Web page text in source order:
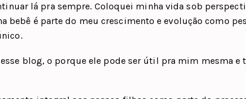
lá pra sempre. Coloquei minha vida sob
bebê é parte do meu crescimento e evolução como
blog, o porque ele pode ser útil pra mim mesma e